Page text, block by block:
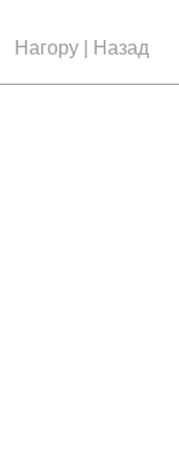
Нагору | Назад